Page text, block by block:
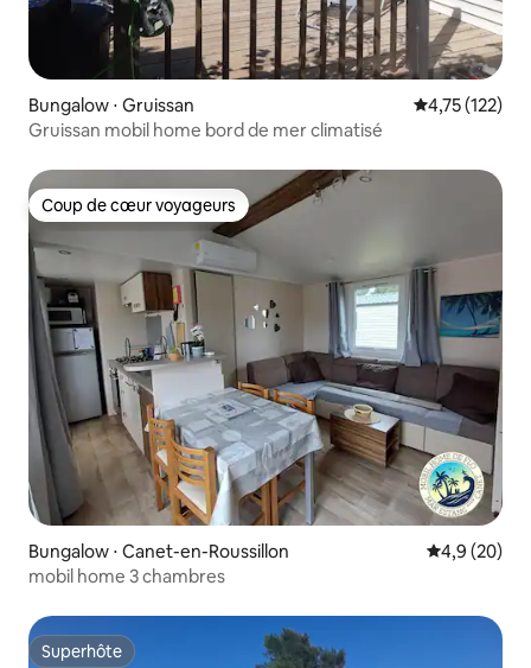
Bungalow ⋅ Gruissan Évaluation
4,75 (122)
Gruissan mobil home bord de mer climatisé
Coup de cœur voyageurs
Coup de cœur voyageurs
Bungalow ⋅ Canet-en-Roussillon Évaluation
4,9 (20)
mobil home 3 chambres
Superhôte
Superhôte